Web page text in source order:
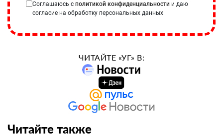
Соглашаюсь с политикой конфиденциальности и даю
согласие на обработку персональных данных
ЧИТАЙТЕ «УГ» В:
Читайте также